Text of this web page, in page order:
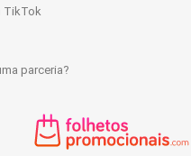
TikTok
parceria?